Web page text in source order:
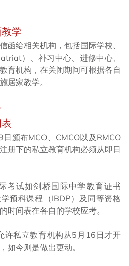
学
函给相关机构，包括国际学校、
）、补习中心、进修中心、
育机构，在关闭期间可根据各自
居家教学。
颁布MCO、CMCO以及RMCO
册下的私立教育机构必须从即日
考试如剑桥国际中学教育证书
学预科课程（IBDP）及同等资格
时间表在各自的学校应考。
许私立教育机构从5月16日才开
如今则是做出更动。